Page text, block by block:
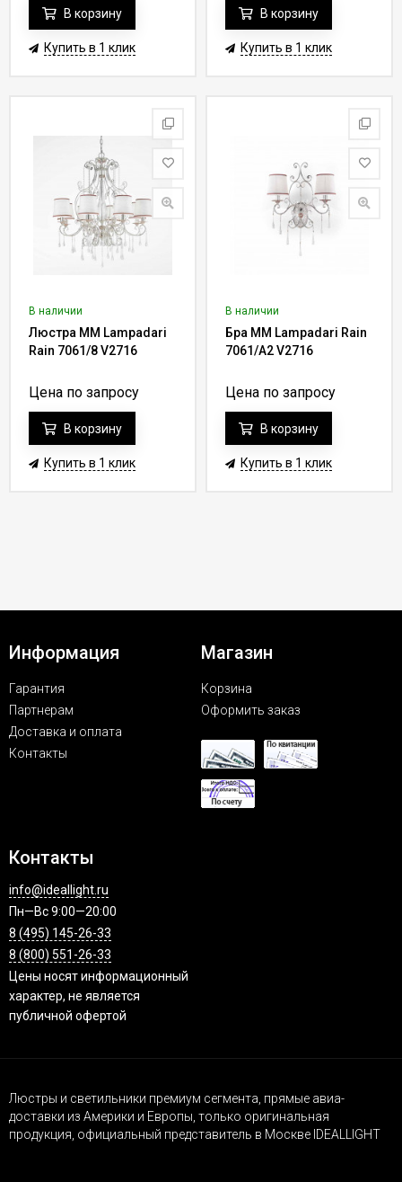
В корзину
Купить в 1 клик
В корзину
Купить в 1 клик
В наличии
Люстра MM Lampadari
Rain 7061/8 V2716
Цена по запросу
В корзину
Купить в 1 клик
В наличии
Бра MM Lampadari Rain
7061/A2 V2716
Цена по запросу
В корзину
Купить в 1 клик
Информация
Гарантия
Партнерам
Доставка и оплата
Контакты
Магазин
Корзина
Оформить заказ
Контакты
info@ideallight.ru
Пн—Вс 9:00—20:00
8 (495) 145-26-33
8 (800) 551-26-33
Цены носят информационный
характер, не является
публичной офертой
Люстры и светильники премиум сегмента, прямые авиа-
доставки из Америки и Европы, только оригинальная
продукция, официальный представитель в Москве IDEALLIGHT